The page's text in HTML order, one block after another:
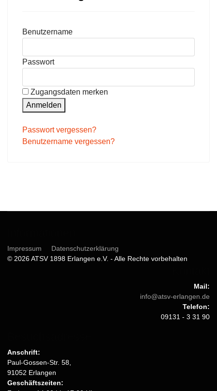
Benutzername
Passwort
Zugangsdaten merken
Anmelden
Passwort vergessen?
Benutzername vergessen?
Impressum
Datenschutzerklärung
© 2026 ATSV 1898 Erlangen e.V. - Alle Rechte vorbehalten
Mail:
info@atsv-erlangen.de
Telefon:
09131 - 3 31 90
Anschrift:
Paul-Gossen-Str. 58,
91052 Erlangen
Geschäftszeiten: